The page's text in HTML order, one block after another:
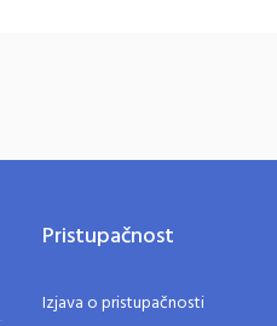
Pristupačnost
Izjava o pristupačnosti